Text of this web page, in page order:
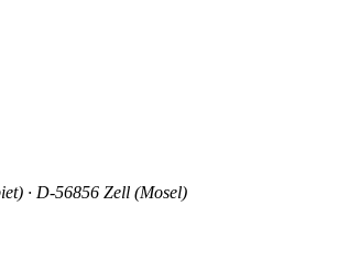
· D-56856 Zell (Mosel)